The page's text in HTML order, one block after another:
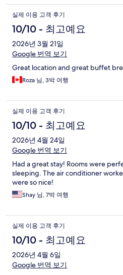
실제 이용 고객 후기
10/10 - 최고예요
2026년 3월 21일
Google 번역 보기
Great location and great buffet
Roza 님, 3박 여행
실제 이용 고객 후기
10/10 - 최고예요
2026년 4월 24일
Google 번역 보기
Had a great stay! Rooms were
sleeping. The air conditioner
were so nice!
Shay 님, 7박 여행
실제 이용 고객 후기
10/10 - 최고예요
2026년 4월 6일
Google 번역 보기